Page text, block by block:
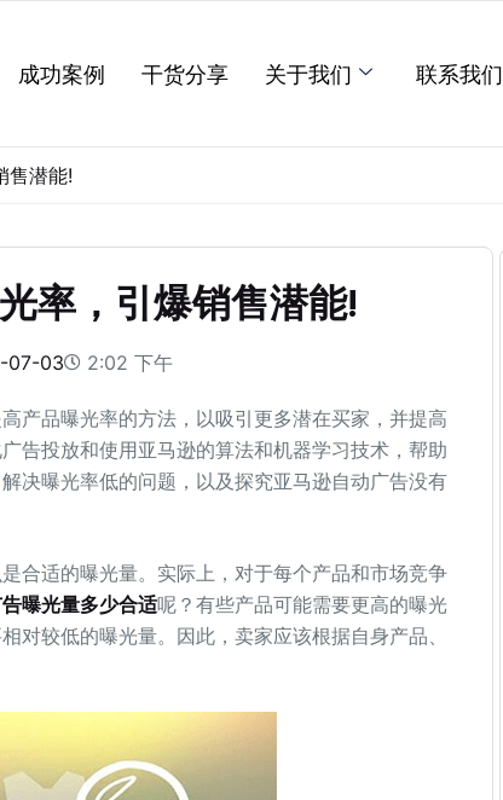
成功案例 干货分享 关于我们 联系我们
售潜能!
率，引爆销售潜能!
07-03 2:02 下午
产品曝光率的方法，以吸引更多潜在买家，并提高
告投放和使用亚马逊的算法和机器学习技术，帮助
决曝光率低的问题，以及探究亚马逊自动广告没有
合适的曝光量。实际上，对于每个产品和市场竞争
曝光量多少合适呢？有些产品可能需要更高的曝光
对较低的曝光量。因此，卖家应该根据自身产品、